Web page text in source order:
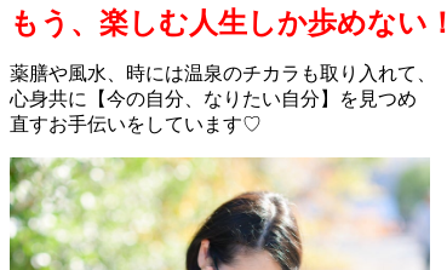
もう、楽しむ人生しか歩めない！
薬膳や風水、時には温泉のチカラも取り入れて、
心身共に【今の自分、なりたい自分】を見つめ
直すお手伝いをしています♡